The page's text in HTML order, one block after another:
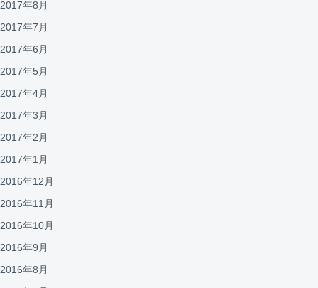
2017年8月
2017年7月
2017年6月
2017年5月
2017年4月
2017年3月
2017年2月
2017年1月
2016年12月
2016年11月
2016年10月
2016年9月
2016年8月